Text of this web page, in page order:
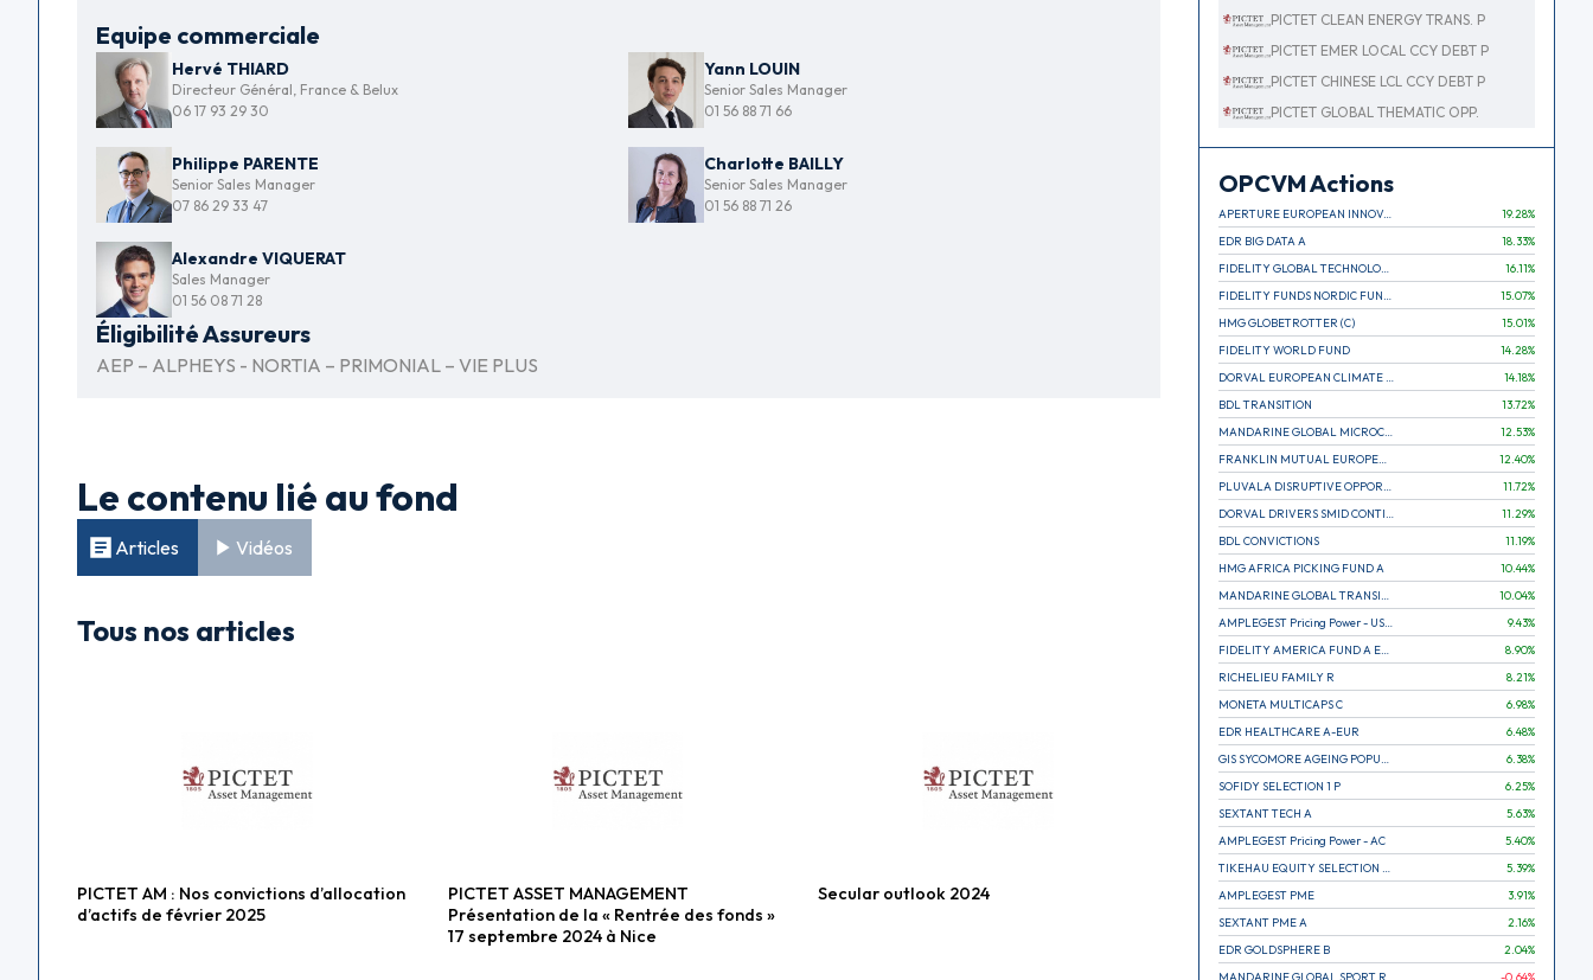
Equipe commerciale
Hervé THIARD
Directeur Général, France & Belux
06 17 93 29 30
Yann LOUIN
Senior Sales Manager
01 56 88 71 66
Philippe PARENTE
Senior Sales Manager
07 86 29 33 47
Charlotte BAILLY
Senior Sales Manager
01 56 88 71 26
Alexandre VIQUERAT
Sales Manager
01 56 08 71 28
Éligibilité Assureurs
AEP – ALPHEYS - NORTIA – PRIMONIAL – VIE PLUS
Le contenu lié au fond
Articles Vidéos
Tous nos articles
Fonds diversifiés
PICTET AM : Nos convictions d’allocation
d’actifs de février 2025
Fonds actions
PICTET ASSET MANAGEMENT
Présentation de la « Rentrée des fonds »
17 septembre 2024 à Nice
Fonds diversifiés
Secular outlook 2024
PICTET CLEAN ENERGY TRANS. P
PICTET EMER LOCAL CCY DEBT P
PICTET CHINESE LCL CCY DEBT P
PICTET GLOBAL THEMATIC OPP.
OPCVM Actions
APERTURE EUROPEAN INNOVATION 19.28%
EDR BIG DATA A
18.33%
16.11%
15.07%
HMG GLOBETROTTER (C)
15.01%
FIDELITY WORLD FUND
14.28%
14.18%
BDL TRANSITION
13.72%
12.53%
12.40%
11.72%
11.29%
BDL CONVICTIONS
11.19%
HMG AFRICA PICKING FUND A
10.44%
10.04%
9.43%
8.90%
RICHELIEU FAMILY R
8.21%
MONETA MULTICAPS C
6.98%
EDR HEALTHCARE A-EUR
6.48%
6.38%
SOFIDY SELECTION 1 P
6.25%
SEXTANT TECH A
5.63%
AMPLEGEST Pricing Power - AC
5.40%
5.39%
AMPLEGEST PME
3.91%
SEXTANT PME A
2.16%
EDR GOLDSPHERE B
2.04%
MANDARINE GLOBAL SPORT R
-0.64%